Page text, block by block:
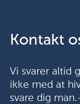
Kontakt
Vi svarer altid
ikke med at
svare dig